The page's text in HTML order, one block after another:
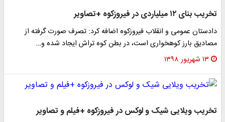
تخریب بناى ١٢ میلیاردى در فیروزکوه +تصاویر
دادستان عمومى و انقلاب فیروزکوه اضافه کرد: تصرف صورت گرفته از
مصادیق بارز کوهخوارى است، در بطن کوه تراش ایجاد شده و…
۱۳ شهریور ۱۳۹۸
تخریب ویلایی شیک و لوکس در فیروزکوه +فیلم و تصاویر